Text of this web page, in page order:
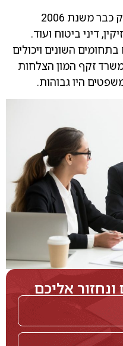
, עוסק כבר משנת 2006
דיני ביטוח ועוד.
בתחומים השונים ויכולים
זקף המון הצלחות
היו גבוהות.
אליכם